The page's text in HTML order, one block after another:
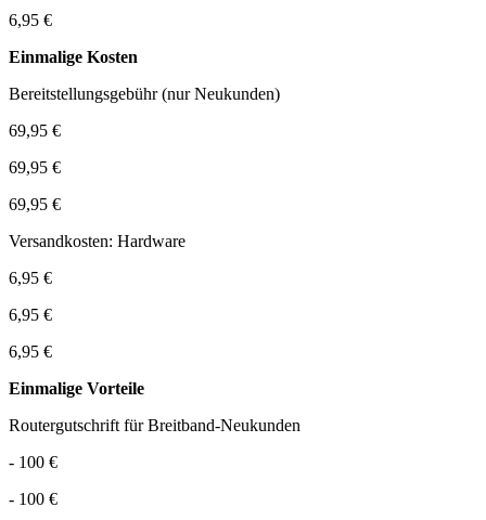
6,95 €
Einmalige Kosten
Bereitstellungsgebühr (nur Neukunden)
69,95 €
69,95 €
69,95 €
Versandkosten: Hardware
6,95 €
6,95 €
6,95 €
Einmalige Vorteile
Routergutschrift für Breitband-Neukunden
- 100 €
- 100 €